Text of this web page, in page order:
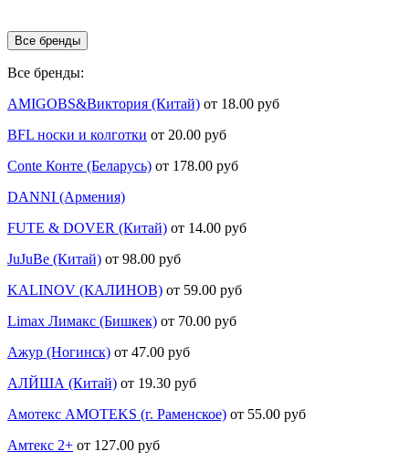
Все бренды
Все бренды:
AMIGOBS&Виктория (Китай) от 18.00 руб
BFL носки и колготки от 20.00 руб
Conte Конте (Беларусь) от 178.00 руб
DANNI (Армения)
FUTE & DOVER (Китай) от 14.00 руб
JuJuBe (Китай) от 98.00 руб
KALINOV (КАЛИНОВ) от 59.00 руб
Limax Лимакс (Бишкек) от 70.00 руб
Ажур (Ногинск) от 47.00 руб
АЛЙША (Китай) от 19.30 руб
Амотекс AMOTEKS (г. Раменское) от 55.00 руб
Амтекс 2+ от 127.00 руб